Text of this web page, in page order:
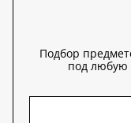
Подбор
под любую